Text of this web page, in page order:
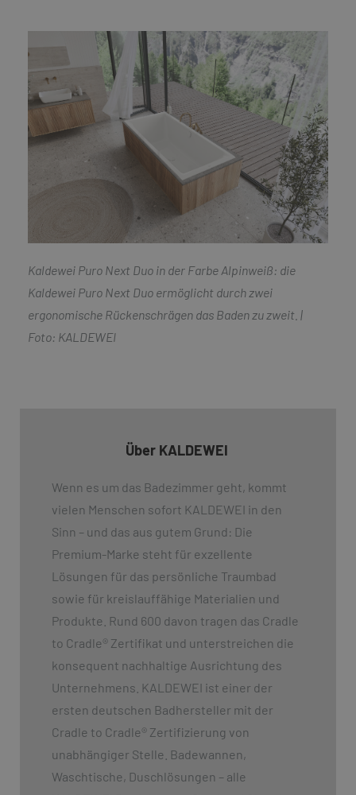
Kaldewei Puro Next Duo in der Farbe Alpinweiß: die
Kaldewei Puro Next Duo ermöglicht durch zwei
ergonomische Rückenschrägen das Baden zu zweit. |
Foto: KALDEWEI
Über KALDEWEI
Wenn es um das Badezimmer geht, kommt
vielen Menschen sofort KALDEWEI in den
Sinn – und das aus gutem Grund: Die
Premium-Marke steht für exzellente
Lösungen für das persönliche Traumbad
sowie für kreislauffähige Materialien und
Produkte. Rund 600 davon tragen das Cradle
to Cradle® Zertifikat und unterstreichen die
konsequent nachhaltige Ausrichtung des
Unternehmens. KALDEWEI ist einer der
ersten deutschen Badhersteller mit der
Cradle to Cradle® Zertifizierung von
unabhängiger Stelle. Badewannen,
Waschtische, Duschlösungen – alle